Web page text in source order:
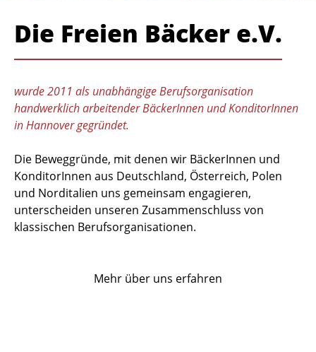
Die Freien Bäcker e.V.
wurde 2011 als unabhängige Berufsorganisation
handwerklich arbeitender BäckerInnen und KonditorInnen
in Hannover gegründet.
Die Beweggründe, mit denen wir BäckerInnen und
KonditorInnen aus Deutschland, Österreich, Polen
und Norditalien uns gemeinsam engagieren,
unterscheiden unseren Zusammenschluss von
klassischen Berufsorganisationen.
Mehr über uns erfahren